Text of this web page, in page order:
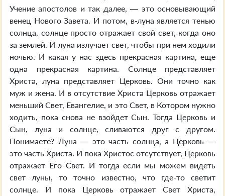
Учение апостолов и так далее, — это основывающий
венец Нового Завета. И потом, в-луна является тенью
солнца, солнце просто отражает свой свет, когда оно
за землей. И луна излучает свет, чтобы при нем ходили
ночью. И какая у нас здесь прекрасная картина, еще
одна прекрасная картина. Солнце представляет
Христа, луна представляет Церковь. Они точно как
муж и жена. И в отсутствие Христа Церковь отражает
меньший Свет, Евангелие, и это Свет, в Котором нужно
ходить, пока снова не взойдет Сын. Тогда Церковь и
Сын, луна и солнце, сливаются друг с другом.
Понимаете? Луна — это часть солнца, а Церковь —
это часть Христа. И пока Христос отсутствует, Церковь
отражает Его Свет. И тогда если мы можем видеть
свет луны, то точно известно, что где-то светит
солнце. И пока Церковь отражает Свет Христа,